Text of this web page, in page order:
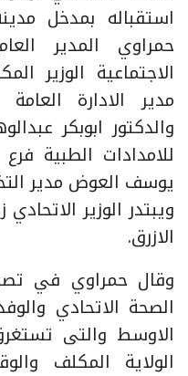
استقباله بمدخل
حمراوي المدير
الاجتماعية الوزير
مدير الادارة
والدكتور ابوبكر
للامدادات الطبية
يوسف العوض مدير
ويبتدر الوزير
الازرق.
وقال حمراوي في
الصحة الاتحادي
الاوسط والتى
الولاية المكلف